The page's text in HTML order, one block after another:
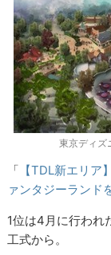
東京ディズ
「 【TDL新エリ
ァンタジーランド
1位は4月に行われ
工式から。